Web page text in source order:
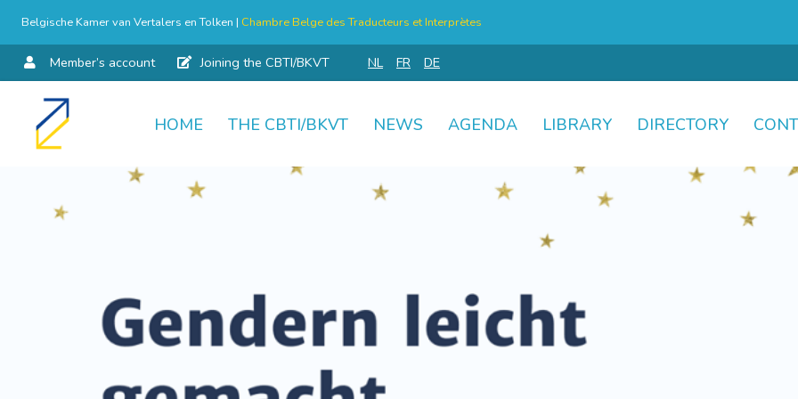
Belgische Kamer van Vertalers en Tolken | Chambre Belge des Traducteurs et Interprètes
Member’s account Joining the CBTI/BKVT NL FR DE
Skip
HOME THE CBTI/BKVT NEWS AGENDA LIBRARY DIRECTORY